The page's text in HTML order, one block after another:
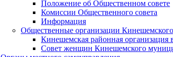
Положение об Общественном совете
Комиссии Общественного совета
Информация
Общественные организации
Кинешемская районная организация
Совет женщин Кинешемского